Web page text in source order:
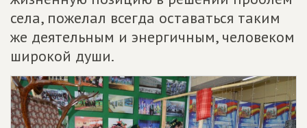
села, пожелал всегда оставаться таким
же деятельным и энергичным, человеком
широкой души.